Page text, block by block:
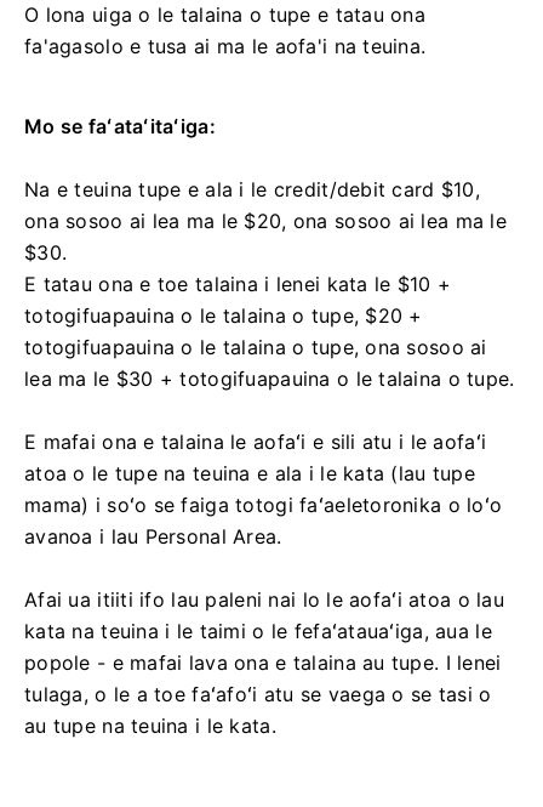
O lona uiga o le talaina o tupe e tatau ona
fa'agasolo e tusa ai ma le aofa'i na teuina.
Mo se faʻataʻitaʻiga:
Na e teuina tupe e ala i le credit/debit card $10,
ona sosoo ai lea ma le $20, ona sosoo ai lea ma le
$30.
E tatau ona e toe talaina i lenei kata le $10 +
totogifuapauina o le talaina o tupe, $20 +
totogifuapauina o le talaina o tupe, ona sosoo ai
lea ma le $30 + totogifuapauina o le talaina o tupe.
E mafai ona e talaina le aofaʻi e sili atu i le aofaʻi
atoa o le tupe na teuina e ala i le kata (lau tupe
mama) i soʻo se faiga totogi faʻaeletoronika o loʻo
avanoa i lau Personal Area.
Afai ua itiiti ifo lau paleni nai lo le aofaʻi atoa o lau
kata na teuina i le taimi o le fefaʻatauaʻiga, aua le
popole - e mafai lava ona e talaina au tupe. I lenei
tulaga, o le a toe faʻafoʻi atu se vaega o se tasi o
au tupe na teuina i le kata.